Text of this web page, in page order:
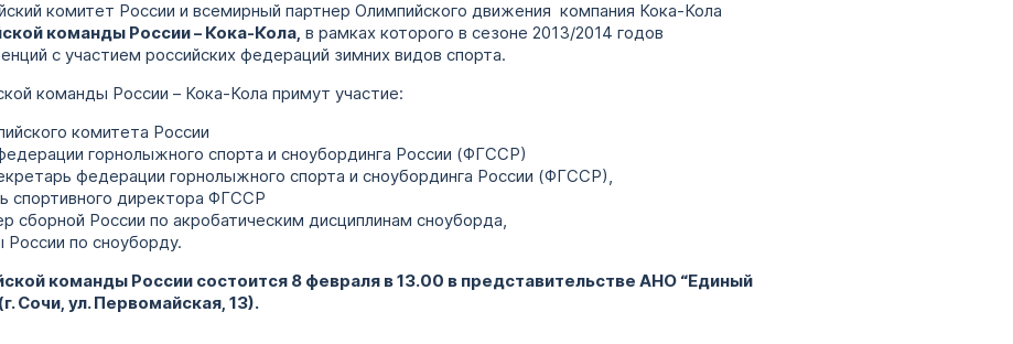
комитет России и всемирный партнер Олимпийского движения компания Кока-Кола
команды России – Кока-Кола,в рамках которого в сезоне 2013/2014 годов
с участием российских федераций зимних видов спорта.
команды России – Кока-Кола примут участие:
комитета России
горнолыжного спорта и сноубординга России (ФГССР)
федерации горнолыжного спорта и сноубординга России (ФГССР),
спортивного директора ФГССР
сборной России по акробатическим дисциплинам сноуборда,
по сноуборду.
команды России состоится 8 февраля в 13.00 в представительстве АНО “Единый
Сочи, ул. Первомайская, 13).